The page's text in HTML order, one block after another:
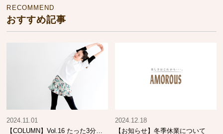
RECOMMEND
おすすめ記事
【COLUMN】Vol.16 たった3分の
2024.11.01
【お知らせ】冬季休業について
2024.12.18